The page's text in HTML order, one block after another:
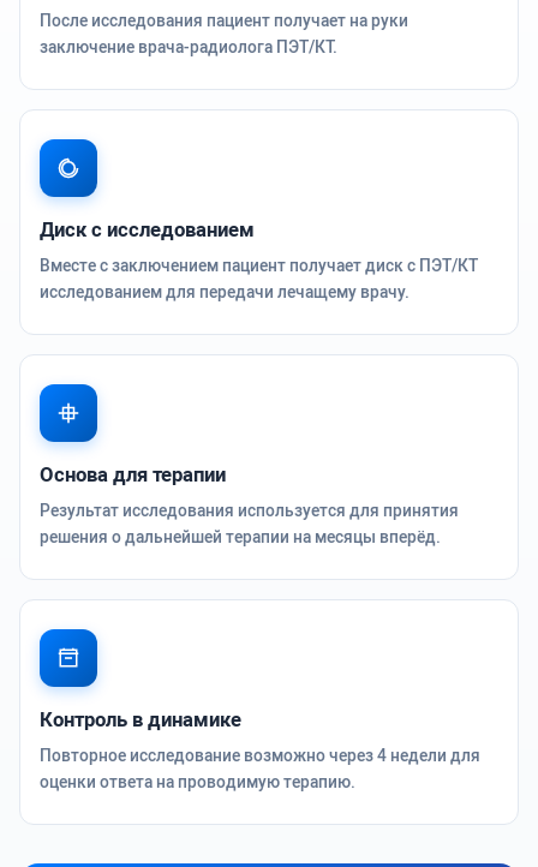
После исследования пациент получает на руки
заключение врача-радиолога ПЭТ/КТ.
Диск с исследованием
Вместе с заключением пациент получает диск с ПЭТ/КТ
исследованием для передачи лечащему врачу.
Основа для терапии
Результат исследования используется для принятия
решения о дальнейшей терапии на месяцы вперёд.
Контроль в динамике
Повторное исследование возможно через 4 недели для
оценки ответа на проводимую терапию.